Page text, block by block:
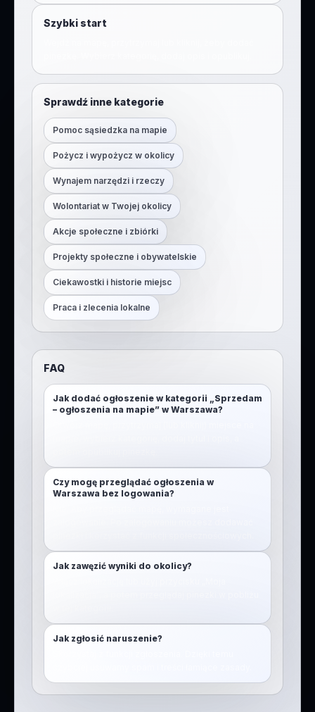
Szybki start
Sprawdź inne kategorie
Pomoc sąsiedzka na mapie
Pożycz i wypożycz w okolicy
Wynajem narzędzi i rzeczy
Wolontariat w Twojej okolicy
Akcje społeczne i zbiórki
Projekty społeczne i obywatelskie
Ciekawostki i historie miejsc
Praca i zlecenia lokalne
FAQ
Jak dodać ogłoszenie w kategorii „Sprzedam
– ogłoszenia na mapie” w Warszawa?
Czy mogę przeglądać ogłoszenia w
Warszawa bez logowania?
Jak zawęzić wyniki do okolicy?
Jak zgłosić naruszenie?